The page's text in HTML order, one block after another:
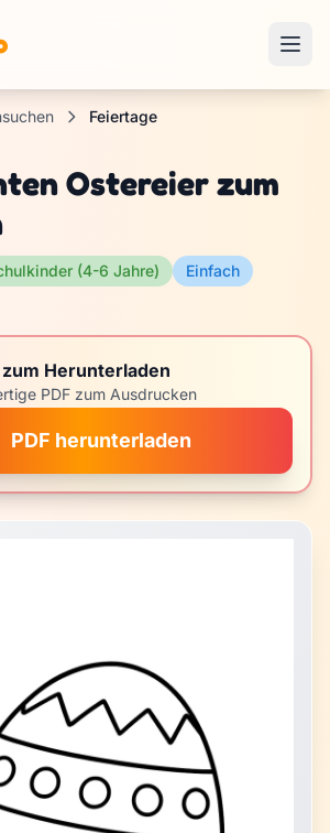
Feiertage
Ostereier zum
(4-6 Jahre)
Einfach
Herunterladen
PDF zum Ausdrucken
PDF herunterladen